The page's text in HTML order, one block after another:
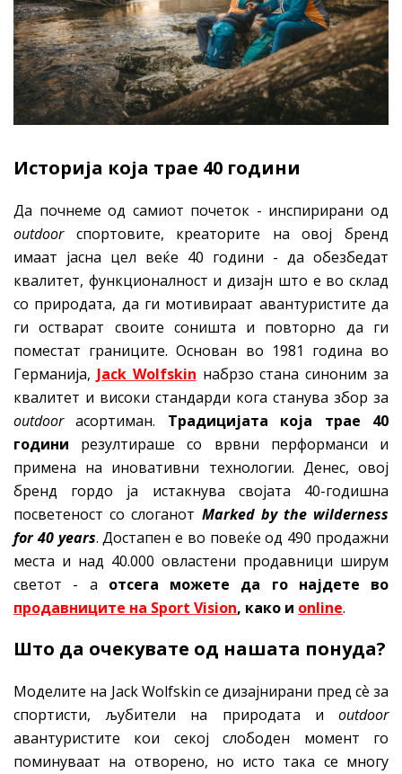
Историја која трае 40 години
Да почнеме од самиот почеток - инспирирани од
outdoorспортовите, креаторите на овој бренд
имаат јасна цел веќе 40 години - да обезбедат
квалитет, функционалност и дизајн што е во склад
со природата, да ги мотивираат авантуристите да
ги остварат своите соништа и повторно да ги
поместат границите. Основан во 1981 година во
Германија, Jack Wolfskin набрзо стана синоним за
квалитет и високи стандарди кога станува збор за
outdoorасортиман. Традицијата која трае 40
години резултираше со врвни перформанси и
примена на иновативни технологии. Денес, овој
бренд гордо ја истакнува својата 40-годишна
посветеност со слоганот Marked by the wilderness
for 40 years. Достапен е во повеќе од 490 продажни
места и над 40.000 овластени продавници ширум
светот - a отсега можете да го најдете во
продавниците на Sport Vision, како и online.
Што да очекувате од нашата понуда?
Моделите на Jack Wolfskin се дизајнирани пред сѐ за
спортисти, љубители на природата и outdoor
авантуристите кои секој слободен момент го
поминуваат на отворено, но исто така се многу